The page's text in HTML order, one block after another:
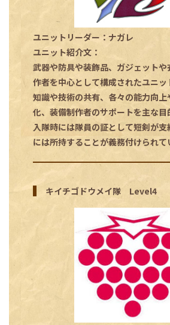
ユニットリーダー：ナガレ
ユニット紹介文：
武器や防具や装飾品、ガジェット
作者を中心として構成されたユニッ
知識や技術の共有、各々の能力向
化、装備制作者のサポートを主な目
入隊時には隊員の証として短剣が
には所持することが義務付けられて
キイチゴドウメイ隊 Level4